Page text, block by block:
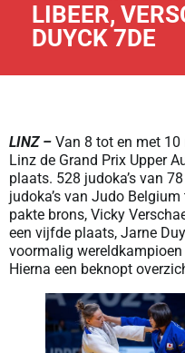
LIBEER,
DUYCK 7DE
LINZ – Van 8 tot en met
Linz de Grand Prix Upper
plaats. 528 judoka’s van
judoka’s van Judo
pakte brons, Vicky
een vijfde plaats, Jarne
voormalig
Hierna een beknopt